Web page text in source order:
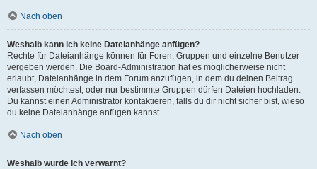
Nach oben
Weshalb kann ich keine Dateianhänge anfügen?
Rechte für Dateianhänge können für Foren, Gruppen und einzelne Benutzer
vergeben werden. Die Board-Administration hat es möglicherweise nicht
erlaubt, Dateianhänge in dem Forum anzufügen, in dem du deinen Beitrag
verfassen möchtest, oder nur bestimmte Gruppen dürfen Dateien hochladen.
Du kannst einen Administrator kontaktieren, falls du dir nicht sicher bist, wieso
du keine Dateianhänge anfügen kannst.
Nach oben
Weshalb wurde ich verwarnt?